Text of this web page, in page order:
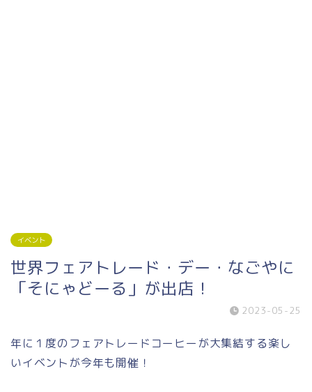
イベント
世界フェアトレード・デー・なごやに
「そにゃどーる」が出店！
2023-05-25
年に１度のフェアトレードコーヒーが大集結する楽し
いイベントが今年も開催！